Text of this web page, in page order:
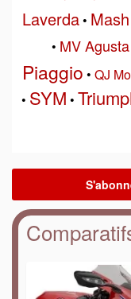
Laverda• Mash
• MV Agusta
Piaggio • QJ
• SYM •